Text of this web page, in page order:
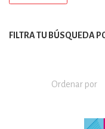
Ordenar por
FILTRA TU BÚSQUEDA